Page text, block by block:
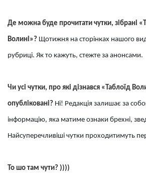
Де можна буде прочитати чутки, зібрані
Волині»? Щотижня на сторінках нашого
рубриці. Як то кажуть, стежте за анонсами.
Чи усі чутки, про які дізнався «Таблоїд
опубліковані? Ні! Редакція залишає за
інформацію, яка матиме ознаки брехні,
Найсуперечливіші чутки проходитимуть
То шо там чути? ))))